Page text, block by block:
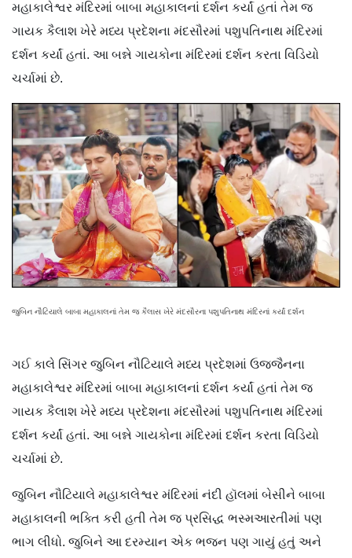
મહાકાલેશ્વર મંદિરમાં બાબા મહાકાલનાં દર્શન કર્યાં હતાં તેમ જ
ગાયક કૈલાશ ખેરે મધ્ય પ્રદેશના મંદસૌરમાં પશુપતિનાથ મંદિરમાં
દર્શન કર્યાં હતાં. આ બન્ને ગાયકોના મંદિરમાં દર્શન કરતા વિડિયો
ચર્ચામાં છે.
જુબિન નૌટિયાલે બાબા મહાકાલનાં તેમ જ કૈલાસ ખેરે મંદસૌરના પશુપતિનાથ મંદિરનાં કર્યાં દર્શન
ગઈ કાલે સિંગર જુબિન નૌટિયાલે મધ્ય પ્રદેશમાં ઉજ્જૈનના
મહાકાલેશ્વર મંદિરમાં બાબા મહાકાલનાં દર્શન કર્યાં હતાં તેમ જ
ગાયક કૈલાશ ખેરે મધ્ય પ્રદેશના મંદસૌરમાં પશુપતિનાથ મંદિરમાં
દર્શન કર્યાં હતાં. આ બન્ને ગાયકોના મંદિરમાં દર્શન કરતા વિડિયો
ચર્ચામાં છે.
જુબિન નૌટિયાલે મહાકાલેશ્વર મંદિરમાં નંદી હૉલમાં બેસીને બાબા
મહાકાલની ભક્તિ કરી હતી તેમ જ પ્રસિદ્ધ ભસ્મઆરતીમાં પણ
ભાગ લીધો. જુબિને આ દરમ્યાન એક ભજન પણ ગાયું હતું અને